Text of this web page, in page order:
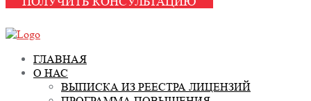
ГЛАВНАЯ
О НАС
ВЫПИСКА ИЗ РЕЕСТРА ЛИЦЕНЗИЙ